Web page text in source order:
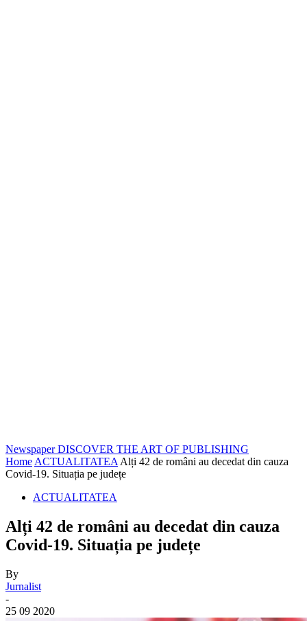
Newspaper DISCOVER THE ART OF PUBLISHING
Home ACTUALITATEA Alți 42 de români au decedat din cauza
Covid-19. Situația pe județe
ACTUALITATEA
Alți 42 de români au decedat din cauza
Covid-19. Situația pe județe
By
Jurnalist
-
25 09 2020